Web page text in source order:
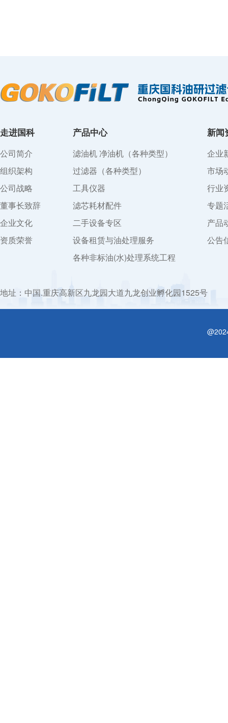
走进国科
公司简介
组织架构
公司战略
董事长致辞
企业文化
资质荣誉
产品中心
滤油机 净油机（各种类型）
过滤器（各种类型）
工具仪器
滤芯耗材配件
二手设备专区
设备租赁与油处理服务
各种非标油(水)处理系统工程
新闻
企业
市场
行业
专题
产品
公告
地址：中国.重庆高新区九龙园大道九龙创业孵化园1525号